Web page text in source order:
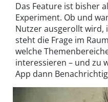
Das Feature ist bisher
Experiment. Ob und
Nutzer ausgerollt wird,
steht die Frage im
welche
interessieren – und zu
App dann